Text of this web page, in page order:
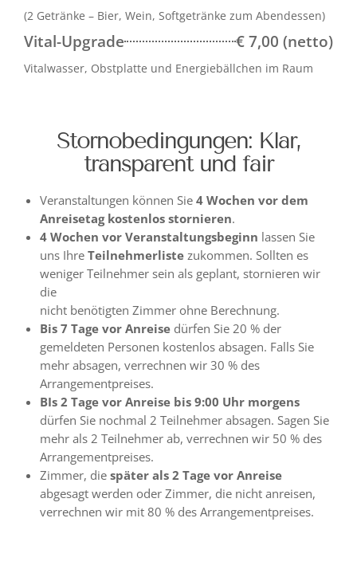
(2 Getränke – Bier, Wein, Softgetränke zum Abendessen)
Vital-Upgrade € 7,00 (netto)
Vitalwasser, Obstplatte und Energiebällchen im Raum
Stornobedingungen: Klar,
transparent und fair
Veranstaltungen können Sie 4 Wochen vor dem
Anreisetag kostenlos stornieren.
4 Wochen vor Veranstaltungsbeginn lassen Sie
uns Ihre Teilnehmerliste zukommen. Sollten es
weniger Teilnehmer sein als geplant, stornieren wir
die
nicht benötigten Zimmer ohne Berechnung.
Bis 7 Tage vor Anreise dürfen Sie 20 % der
gemeldeten Personen kostenlos absagen. Falls Sie
mehr absagen, verrechnen wir 30 % des
Arrangementpreises.
BIs 2 Tage vor Anreise bis 9:00 Uhr morgens
dürfen Sie nochmal 2 Teilnehmer absagen. Sagen Sie
mehr als 2 Teilnehmer ab, verrechnen wir 50 % des
Arrangementpreises.
Zimmer, die später als 2 Tage vor Anreise
abgesagt werden oder Zimmer, die nicht anreisen,
verrechnen wir mit 80 % des Arrangementpreises.